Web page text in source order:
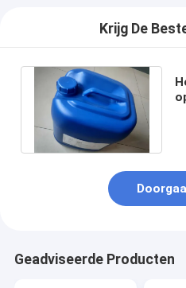
Krijg De
Geadviseerde Producten